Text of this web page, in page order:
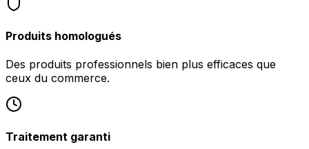
Produits homologués
Des produits professionnels bien plus efficaces que
ceux du commerce.
Traitement garanti